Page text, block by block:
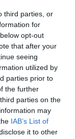
third parties, or
for
opt-out
that after your
seeing
utilized by
parties prior to
the further
parties on the
may
IAB’s List of
it to other